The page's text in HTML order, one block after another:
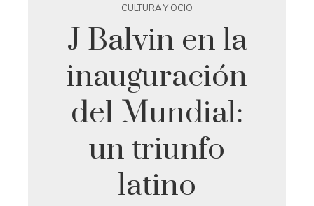
CULTURA Y OCIO
J Balvin en la
inauguración
del Mundial:
un triunfo
latino